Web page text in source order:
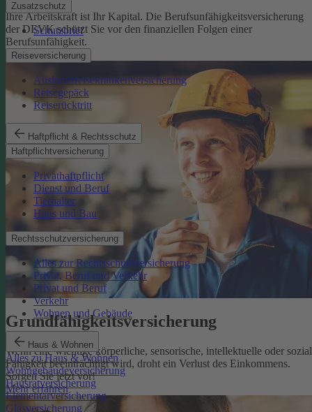
Zusatzschutz
Schutzbrief
Reiseversicherung
Auslandsreisekrankenversicherung
Reisegepäck
Reiserücktritt
Haftpflicht & Rechtsschutz
Haftpflichtversicherung
Privathaftpflicht
Dienst und Beruf
Tierhalter
Haus und Bau
Rechtsschutzversicherung
Alles zur Rechtsschutzversicherung
Privat, Beruf und Verkehr
Privat und Beruf
Verkehr
Wohnen und Gebäude
Haus & Wohnen
Alles zu Haus & Wohnen
Wohngebäudeversicherung
Hausratversicherung
Elementarversicherung
Glasversicherung
Ihre Arbeitskraft ist Ihr Kapital. Die Berufsunfähigkeitsversicherung
der DEVK schützt Sie vor den finanziellen Folgen einer
Berufsunfähigkeit.
Mehr erfahren
Grundfähigkeits­versicherung
Wenn eine wichtige körperliche, sensorische, intellektuelle oder
Fähigkeit beeinträchtigt wird, droht ein Verlust des Einkommens.
Sorgen Sie jetzt vor!
Mehr erfahren